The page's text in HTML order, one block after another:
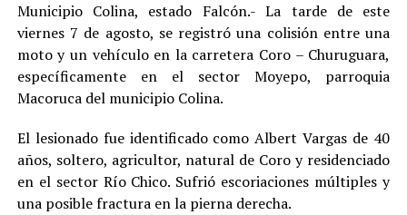
Municipio Colina, estado Falcón.- La tarde de este
viernes 7 de agosto, se registró una colisión entre una
moto y un vehículo en la carretera Coro – Churuguara,
específicamente en el sector Moyepo, parroquia
Macoruca del municipio Colina.
El lesionado fue identificado como Albert Vargas de 40
años, soltero, agricultor, natural de Coro y residenciado
en el sector Río Chico. Sufrió escoriaciones múltiples y
una posible fractura en la pierna derecha.